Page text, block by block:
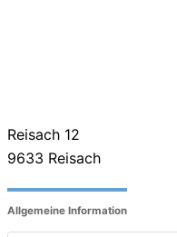
Reisach 12
9633 Reisach
Allgemeine Information